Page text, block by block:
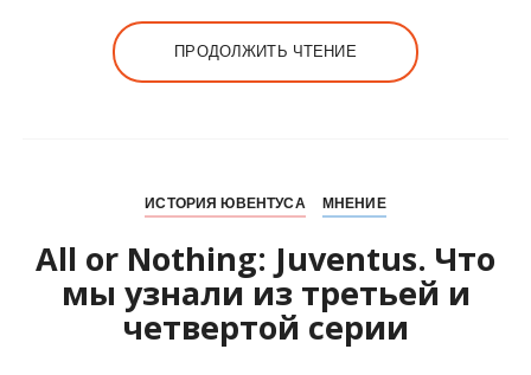
ПРОДОЛЖИТЬ ЧТЕНИЕ
ИСТОРИЯ ЮВЕНТУСА МНЕНИЕ
All or Nothing: Juventus. Что
мы узнали из третьей и
четвертой серии